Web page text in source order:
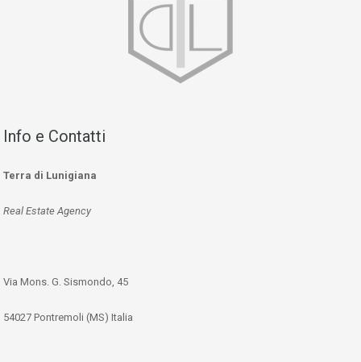
Info e Contatti
Terra di Lunigiana
Real Estate Agency
Via Mons. G. Sismondo, 45
54027 Pontremoli (MS) Italia